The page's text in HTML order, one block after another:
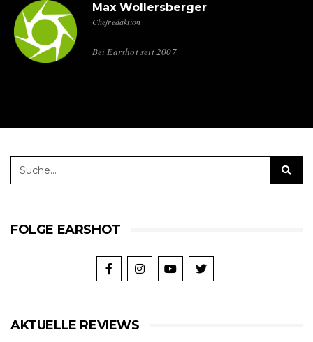
Max Wollersberger
Chefredaktion
Bei Earshot seit 2007
FOLGE EARSHOT
AKTUELLE REVIEWS